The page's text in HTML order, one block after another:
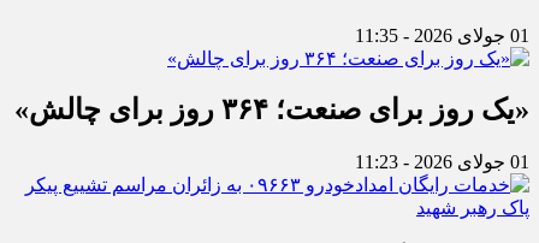
01 جولای 2026 - 11:35
«یک روز برای صنعت؛ ۳۶۴ روز برای چالش»
01 جولای 2026 - 11:23